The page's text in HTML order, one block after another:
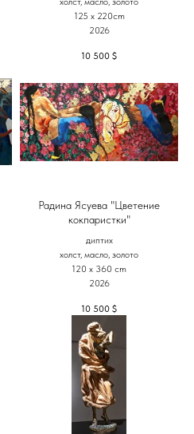
125 х 220cm
2026
10 500 $
Радина Ясуева "Цветение
кокпаристки"
диптих
холст, масло, золото
120 х 360 cm
2026
10 500 $